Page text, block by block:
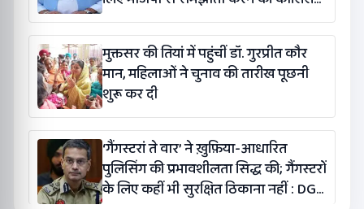
कर रही है: बलतेज पन्नू
मुक्तसर की तियां में पहुंचीं डॉ. गुरप्रीत कौर
मान, महिलाओं ने चुनाव की तारीख पूछनी
शुरू कर दी
‘गैंगस्टरां ते वार’ ने ख़ुफ़िया-आधारित
पुलिसिंग की प्रभावशीलता सिद्ध की; गैंगस्टरों
के लिए कहीं भी सुरक्षित ठिकाना नहीं : DGP